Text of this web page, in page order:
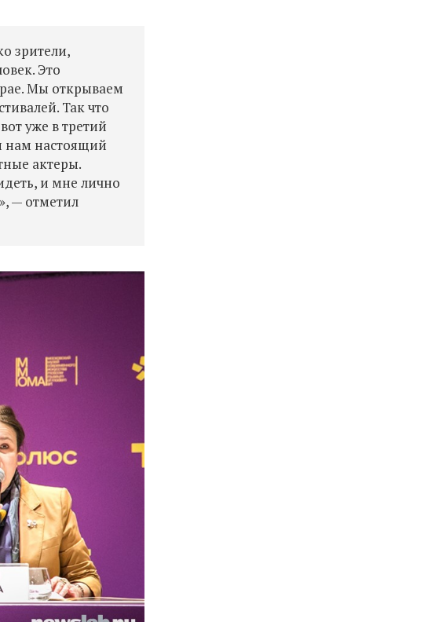
зрители,
Это
Мы открываем
Так что
уже в третий
нам настоящий
актеры.
и мне лично
— отметил